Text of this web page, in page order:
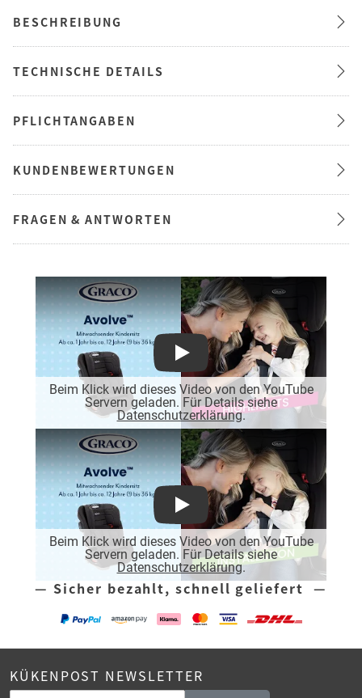
BESCHREIBUNG
TECHNISCHE DETAILS
PFLICHTANGABEN
KUNDENBEWERTUNGEN
FRAGEN & ANTWORTEN
Beim Klick wird dieses Video von den YouTube
Servern geladen. Für Details siehe
Datenschutzerklärung.
Play
Beim Klick wird dieses Video von den YouTube
Servern geladen. Für Details siehe
Datenschutzerklärung.
Play
— Sicher bezahlt, schnell geliefert —
KÜKENPOST NEWSLETTER